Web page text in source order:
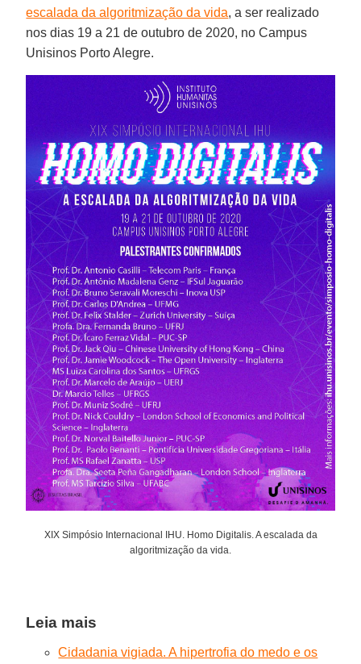
escalada da algoritmização da vida, a ser realizado
nos dias 19 a 21 de outubro de 2020, no Campus
Unisinos Porto Alegre.
XIX Simpósio Internacional IHU. Homo Digitalis. A escalada da
algoritmização da vida.
Leia mais
Cidadania vigiada. A hipertrofia do medo e os